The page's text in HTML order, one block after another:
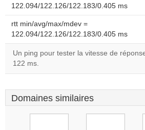
122.094/122.126/122.183/0.405 ms
rtt min/avg/max/mdev =
122.094/122.126/122.183/0.405 ms
Un ping pour tester la vitesse de
122 ms.
Domaines similaires